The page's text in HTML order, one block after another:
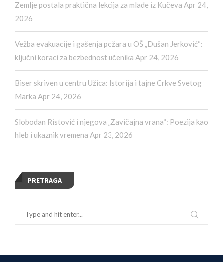
Zemlje postala praktična lekcija za mlade iz Kučeva Apr 24,
2026
Vežba evakuacije i gašenja požara u OŠ „Dušan Jerković“:
ključni koraci za bezbednost učenika Apr 24, 2026
Biser skriven u centru Užica: Istorija i tajne Crkve Svetog
Marka Apr 24, 2026
Slobodan Ristović i njegova „Zavičajna vrana“: Poezija kao
hleb i ukaznik vremena Apr 23, 2026
PRETRAGA